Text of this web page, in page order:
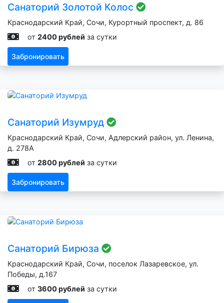
Санаторий Золотой Колос
Краснодарский Край, Сочи, Курортный проспект, д. 86
от 2400 рублей за сутки
Забронировать
Санаторий Изумруд
Краснодарский Край, Сочи, Адлерский район, ул. Ленина,
д. 278А
от 2800 рублей за сутки
Забронировать
Санаторий Бирюза
Краснодарский Край, Сочи, поселок Лазаревское, ул.
Победы, д.167
от 3600 рублей за сутки